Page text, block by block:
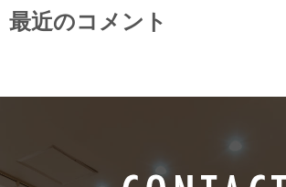
最近のコメント